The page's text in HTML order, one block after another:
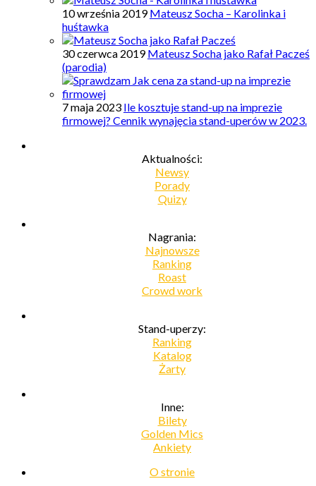
10 września 2019 Mateusz Socha – Karolinka i
huśtawka
30 czerwca 2019 Mateusz Socha jako Rafał Pacześ
(parodia)
7 maja 2023 Ile kosztuje stand-up na imprezie
firmowej? Cennik wynajęcia stand-uperów w 2023.
Aktualności:
Newsy
Porady
Quizy
Nagrania:
Najnowsze
Ranking
Roast
Crowd work
Stand-uperzy:
Ranking
Katalog
Żarty
Inne:
Bilety
Golden Mics
Ankiety
O stronie